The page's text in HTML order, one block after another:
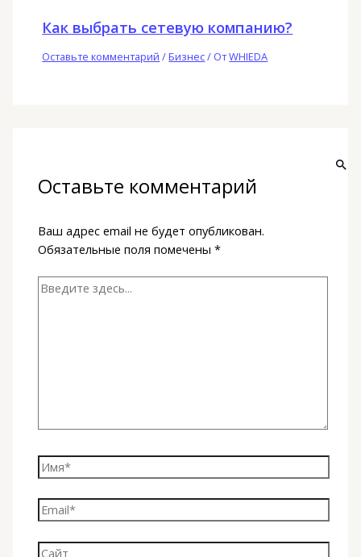
Как выбрать сетевую компанию?
Оставьте комментарий /Бизнес/ ОтWHIEDA
Оставьте комментарий
Ваш адрес email не будет опубликован.
Обязательные поля помечены*